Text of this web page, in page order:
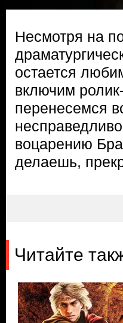
Несмотря на
остается
включим
перенесемся
воцарению
делаешь,
Читайте